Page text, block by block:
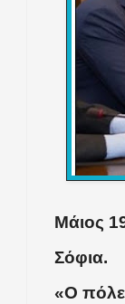
Μάιος
Σόφια.
«Ο